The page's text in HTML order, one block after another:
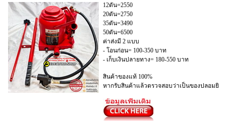
12ตัน=2550
20ตัน=2750
35ตัน=3490
50ตัน=6500
ค่าส่งมี 2 แบบ
- โอนก่อน= 100-350 บาท
- เก็บเงินปลายทาง= 180-550 บาท
สินค้าของแท้ 100%
หากรับสินค้าแล้วตรวจสอบว่าเป็นของปลอมยิน